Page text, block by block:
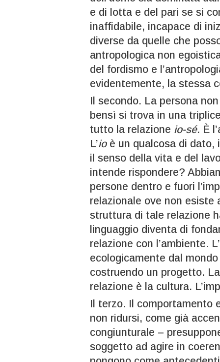
e di lotta e del pari se si
inaffidabile, incapace di
diverse da quelle che
antropologica non
del fordismo e
evidentemente, la stessa
Il secondo. La persona
bensì si trova in una
tutto la relazione io-sé. È
L’ioè un qualcosa di dato,
il senso della vita e del
intende rispondere?
persone dentro e fuori
relazionale ove non esiste
struttura di tale relazione
linguaggio diventa di
relazione con l’ambiente.
ecologicamente dal
costruendo un progetto.
relazione è la cultura.
Il terzo. Il comportamento
non ridursi, come già
congiunturale –
soggetto ad agire in